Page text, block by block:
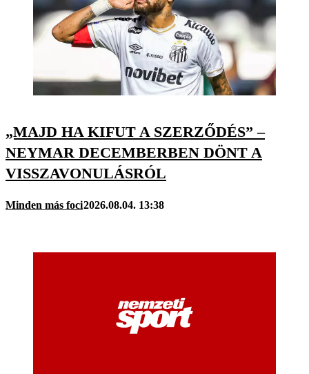
„MAJD HA KIFUT A SZERZŐDÉS” –
NEYMAR DECEMBERBEN DÖNT A
VISSZAVONULÁSRÓL
Minden más foci2026.08.04. 13:38